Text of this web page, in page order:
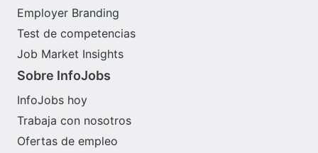
Employer Branding
Test de competencias
Job Market Insights
Sobre InfoJobs
InfoJobs hoy
Trabaja con nosotros
Ofertas de empleo